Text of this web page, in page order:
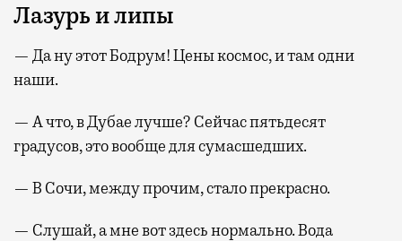
Лазурь и липы
— Да ну этот Бодрум! Цены космос, и там одни
наши.
— А что, в Дубае лучше? Сейчас пятьдесят
градусов, это вообще для сумасшедших.
— В Сочи, между прочим, стало прекрасно.
— Слушай, а мне вот здесь нормально. Вода